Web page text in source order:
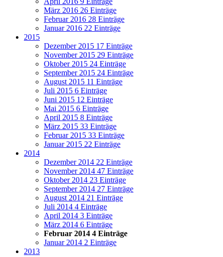
März 2016 26 Einträge
Februar 2016 28 Einträge
Januar 2016 22 Einträge
2015
Dezember 2015 17 Einträge
November 2015 29 Einträge
Oktober 2015 24 Einträge
September 2015 24 Einträge
August 2015 11 Einträge
Juli 2015 6 Einträge
Juni 2015 12 Einträge
Mai 2015 6 Einträge
April 2015 8 Einträge
März 2015 33 Einträge
Februar 2015 33 Einträge
Januar 2015 22 Einträge
2014
Dezember 2014 22 Einträge
November 2014 47 Einträge
Oktober 2014 23 Einträge
September 2014 27 Einträge
August 2014 21 Einträge
Juli 2014 4 Einträge
April 2014 3 Einträge
März 2014 6 Einträge
Februar 2014 4 Einträge
Januar 2014 2 Einträge
2013